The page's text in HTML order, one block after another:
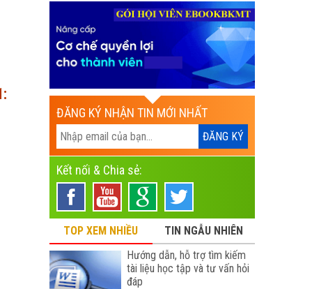
ĐĂNG KÝ NHẬN TIN MỚI NHẤT
Kết nối & Chia sẻ:
TOP XEM NHIỀU
TIN NGẪU NHIÊN
Hướng dẫn, hỗ trợ tìm kiếm
tài liệu học tập và tư vấn hỏi
đáp